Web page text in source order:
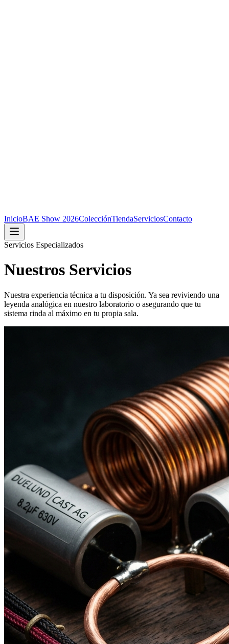
InicioBAE Show 2026ColecciónTiendaServiciosContacto
Servicios Especializados
Nuestros Servicios
Nuestra experiencia técnica a tu disposición. Ya sea reviviendo una
leyenda analógica en nuestro laboratorio o asegurando que tu
sistema rinda al máximo en tu propia sala.